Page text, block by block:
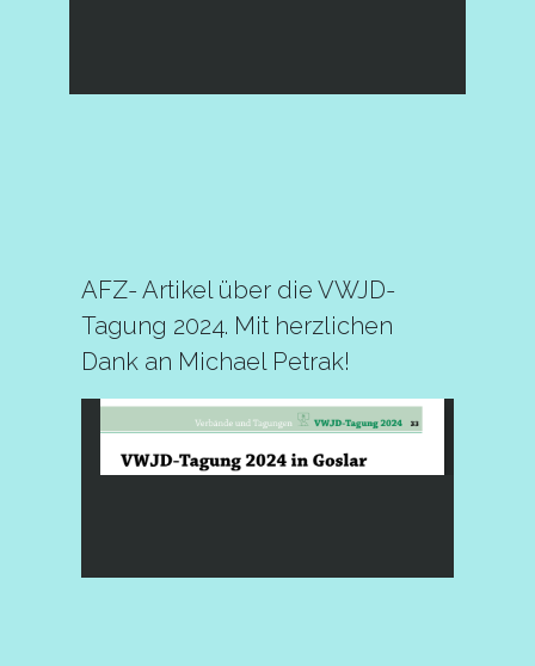
AFZ- Artikel über die VWJD-
Tagung 2024. Mit herzlichen
Dank an Michael Petrak!